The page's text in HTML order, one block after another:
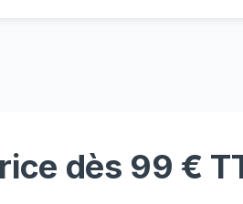
dès 99 €